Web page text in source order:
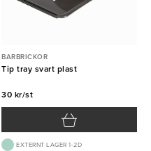
BARBRICKOR
Tip tray svart plast
30 kr/st
EXTERNT LAGER 1-2D